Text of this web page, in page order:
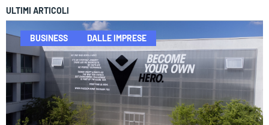
ULTIMI ARTICOLI
BUSINESS DALLE IMPRESE